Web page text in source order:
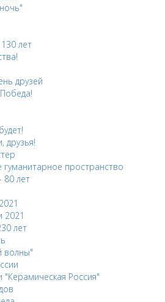
лет
друзей
друзья!
гуманитарное пространство
80 лет
2021
лет
волны"
"Керамическая Россия"